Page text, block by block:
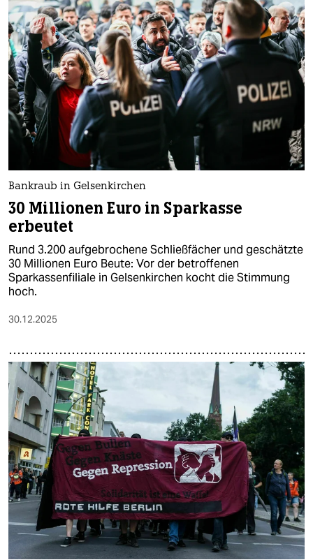
Bankraub in Gelsenkirchen
30 Millionen Euro in Sparkasse
erbeutet
Rund 3.200 aufgebrochene Schließfächer und geschätzte
30 Millionen Euro Beute: Vor der betroffenen
Sparkassenfiliale in Gelsenkirchen kocht die Stimmung
hoch.
30.12.2025